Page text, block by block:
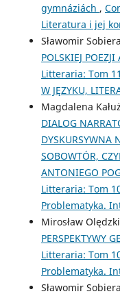
gymnáziách ,
Literatura i jej
Sławomir
POLSKIEJ
Litteraria: Tom
W JĘZYKU,
Magdalena
DIALOG
DYSKURSYWNA
SOBOWTÓR,
ANTONIEGO
Litteraria: Tom
Problematyka.
Mirosław
PERSPEKTYWY
Litteraria: Tom
Problematyka.
Sławomir